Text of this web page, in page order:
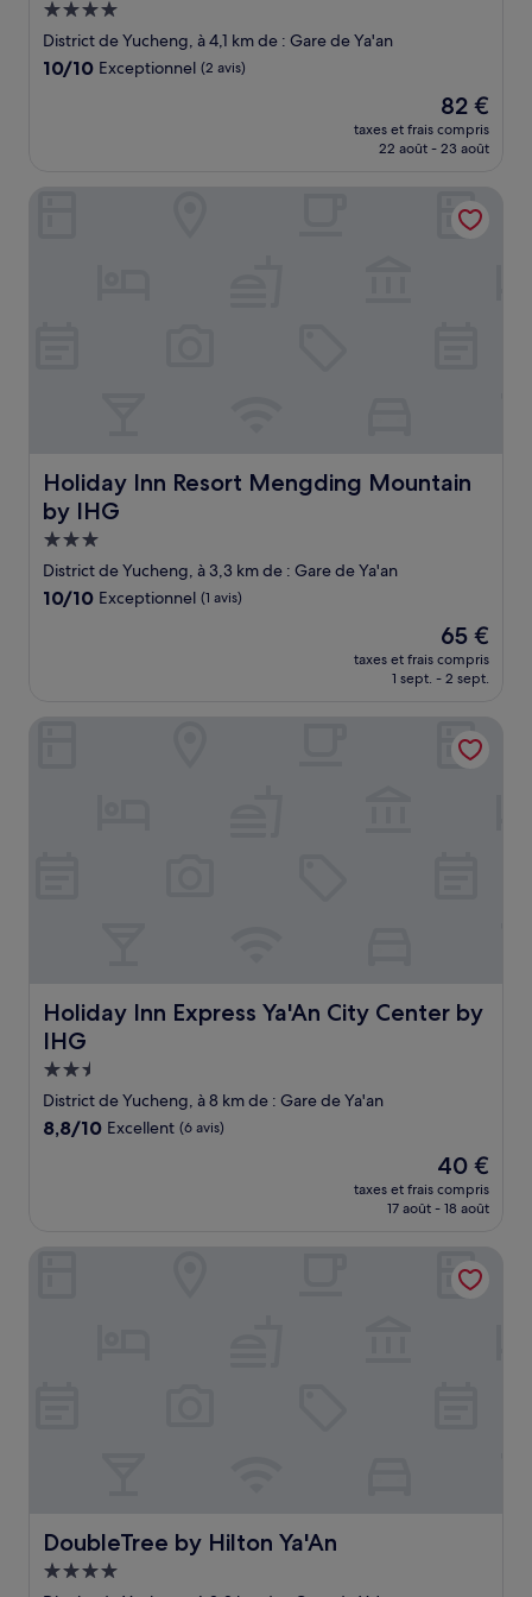
Hébergement
4.0 étoiles
District de Yucheng, à 4,1 km de : Gare de Ya'an
10.0
10/10 Exceptionnel (2 avis)
Le
nouveau
prix
de
82 €
82 €
taxes et frais compris
22 août - 23 août
Holiday Inn Resort Mengding Mountain
by IHG
Holiday Inn Resort Mengding Mountain by IHG
Hébergement
3.0 étoiles
District de Yucheng, à 3,3 km de : Gare de Ya'an
10.0
10/10 Exceptionnel (1 avis)
Le
nouveau
prix
de
65 €
65 €
taxes et frais compris
1 sept. - 2 sept.
Holiday Inn Express Ya'An City Center by
IHG
Holiday Inn Express Ya'An City Center by IHG
Hébergement
2.5 étoiles
District de Yucheng, à 8 km de : Gare de Ya'an
8.8
8,8/10 Excellent (6 avis)
Le
nouveau
prix
de
40 €
40 €
taxes et frais compris
17 août - 18 août
DoubleTree by Hilton Ya'An
DoubleTree by Hilton Ya'An
Hébergement